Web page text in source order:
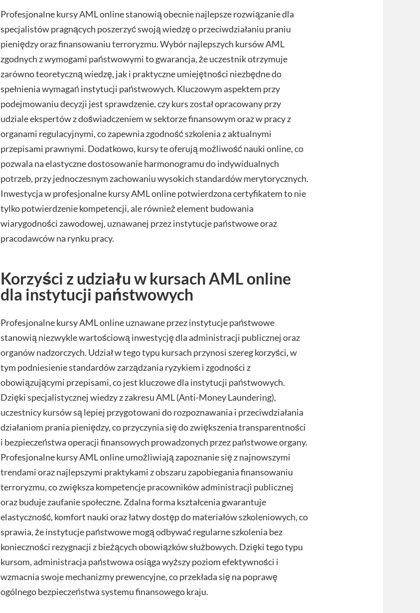
Profesjonalne kursy AML online stanowią obecnie najlepsze rozwiązanie dla
specjalistów pragnących poszerzyć swoją wiedzę o przeciwdziałaniu praniu
pieniędzy oraz finansowaniu terroryzmu. Wybór najlepszych kursów AML
zgodnych z wymogami państwowymi to gwarancja, że uczestnik otrzymuje
zarówno teoretyczną wiedzę, jak i praktyczne umiejętności niezbędne do
spełnienia wymagań instytucji państwowych. Kluczowym aspektem przy
podejmowaniu decyzji jest sprawdzenie, czy kurs został opracowany przy
udziale ekspertów z doświadczeniem w sektorze finansowym oraz w pracy z
organami regulacyjnymi, co zapewnia zgodność szkolenia z aktualnymi
przepisami prawnymi. Dodatkowo, kursy te oferują możliwość nauki online, co
pozwala na elastyczne dostosowanie harmonogramu do indywidualnych
potrzeb, przy jednoczesnym zachowaniu wysokich standardów merytorycznych.
Inwestycja w profesjonalne kursy AML online potwierdzona certyfikatem to nie
tylko potwierdzenie kompetencji, ale również element budowania
wiarygodności zawodowej, uznawanej przez instytucje państwowe oraz
pracodawców na rynku pracy.
Korzyści z udziału w kursach AML online
dla instytucji państwowych
Profesjonalne kursy AML online uznawane przez instytucje państwowe
stanowią niezwykle wartościową inwestycję dla administracji publicznej oraz
organów nadzorczych. Udział w tego typu kursach przynosi szereg korzyści, w
tym podniesienie standardów zarządzania ryzykiem i zgodności z
obowiązującymi przepisami, co jest kluczowe dla instytucji państwowych.
Dzięki specjalistycznej wiedzy z zakresu AML (Anti-Money Laundering),
uczestnicy kursów są lepiej przygotowani do rozpoznawania i przeciwdziałania
działaniom prania pieniędzy, co przyczynia się do zwiększenia transparentności
i bezpieczeństwa operacji finansowych prowadzonych przez państwowe organy.
Profesjonalne kursy AML online umożliwiają zapoznanie się z najnowszymi
trendami oraz najlepszymi praktykami z obszaru zapobiegania finansowaniu
terroryzmu, co zwiększa kompetencje pracowników administracji publicznej
oraz buduje zaufanie społeczne. Zdalna forma kształcenia gwarantuje
elastyczność, komfort nauki oraz łatwy dostęp do materiałów szkoleniowych, co
sprawia, że instytucje państwowe mogą odbywać regularne szkolenia bez
konieczności rezygnacji z bieżących obowiązków służbowych. Dzięki tego typu
kursom, administracja państwowa osiąga wyższy poziom efektywności i
wzmacnia swoje mechanizmy prewencyjne, co przekłada się na poprawę
ogólnego bezpieczeństwa systemu finansowego kraju.